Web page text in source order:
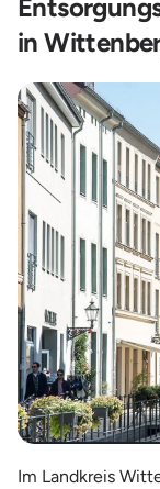
in
Im Landkreis